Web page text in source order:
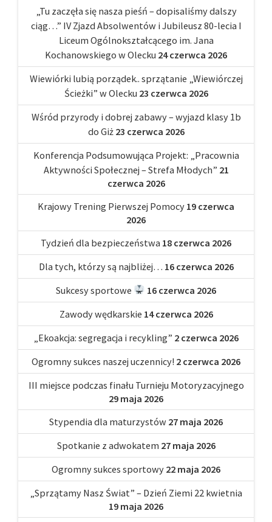
„Tu zaczęła się nasza pieśń – dopisaliśmy dalszy
ciąg…” IV Zjazd Absolwentów i Jubileusz 80-lecia I
Liceum Ogólnokształcącego im. Jana
Kochanowskiego w Olecku 24 czerwca 2026
Wiewiórki lubią porządek.. sprzątanie „Wiewiórczej
Ścieżki” w Olecku 23 czerwca 2026
Wśród przyrody i dobrej zabawy – wyjazd klasy 1b
do Giż 23 czerwca 2026
Konferencja Podsumowująca Projekt: „Pracownia
Aktywności Społecznej – Strefa Młodych” 21
czerwca 2026
Krajowy Trening Pierwszej Pomocy 19 czerwca
2026
Tydzień dla bezpieczeństwa 18 czerwca 2026
Dla tych, którzy są najbliżej… 16 czerwca 2026
Sukcesy sportowe
16 czerwca 2026
Zawody wędkarskie 14 czerwca 2026
„Ekoakcja: segregacja i recykling” 2 czerwca 2026
Ogromny sukces naszej uczennicy! 2 czerwca 2026
III miejsce podczas finału Turnieju Motoryzacyjnego
29 maja 2026
Stypendia dla maturzystów 27 maja 2026
Spotkanie z adwokatem 27 maja 2026
Ogromny sukces sportowy 22 maja 2026
„Sprzątamy Nasz Świat” – Dzień Ziemi 22 kwietnia
19 maja 2026